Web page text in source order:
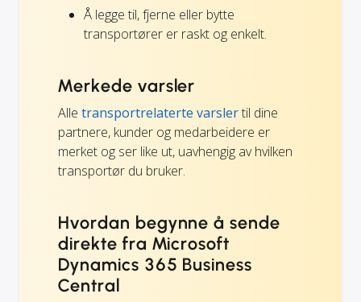
Å legge til, fjerne eller bytte
transportører er raskt og enkelt.
Merkede varsler
Alle transportrelaterte varslertil dine
partnere, kunder og medarbeidere er
merket og ser like ut, uavhengig av hvilken
transportør du bruker.
Hvordan begynne å sende
direkte fra Microsoft
Dynamics 365 Business
Central